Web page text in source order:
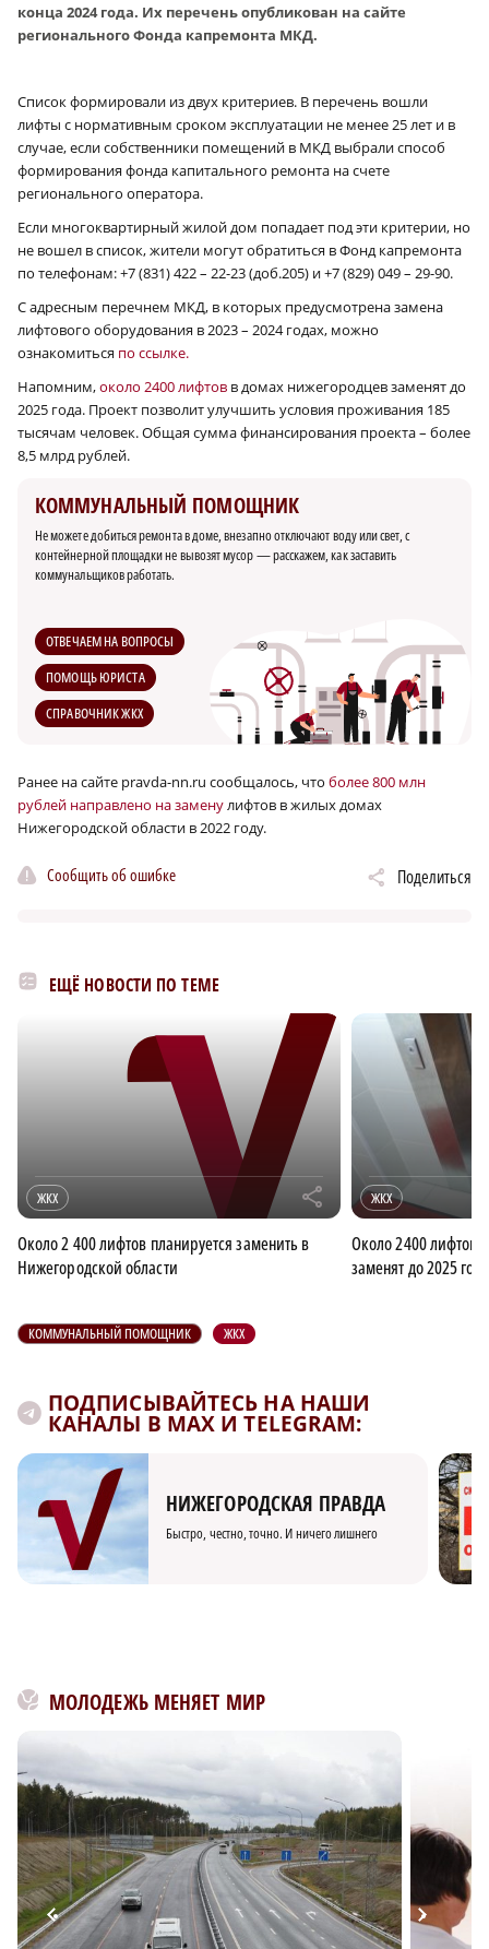
конца 2024 года. Их перечень опубликован на сайте
регионального Фонда капремонта МКД.
Список формировали из двух критериев. В перечень вошли
лифты с нормативным сроком эксплуатации не менее 25 лет и в
случае, если собственники помещений в МКД выбрали способ
формирования фонда капитального ремонта на счете
регионального оператора.
Если многоквартирный жилой дом попадает под эти критерии, но
не вошел в список, жители могут обратиться в Фонд капремонта
по телефонам: +7 (831) 422 – 22-23 (доб.205) и +7 (829) 049 – 29-90.
С адресным перечнем МКД, в которых предусмотрена замена
лифтового оборудования в 2023 – 2024 годах, можно
ознакомиться по ссылке.
Напомним,около 2400 лифтов в домах нижегородцев заменят до
2025 года. Проект позволит улучшить условия проживания 185
тысячам человек. Общая сумма финансирования проекта – более
8,5 млрд рублей.
КОММУНАЛЬНЫЙ ПОМОЩНИК
Не можете добиться ремонта в доме, внезапно отключают воду или свет, с
контейнерной площадки не вывозят мусор — расскажем, как заставить
коммунальщиков работать.
ОТВЕЧАЕМ НА ВОПРОСЫ
ПОМОЩЬ ЮРИСТА
СПРАВОЧНИК ЖКХ
Ранее на сайте pravda-nn.ru сообщалось, что более 800 млн
рублей направлено на заменулифтов в жилых домах
Нижегородской области в 2022 году.
Сообщить об ошибке Поделиться
ЕЩЁ НОВОСТИ ПО ТЕМЕ
ЖКХ r
Около 2 400 лифтов планируется заменить в
Нижегородской области
ЖКХ
Около 2400 лифтов
заменят до 2025 года
КОММУНАЛЬНЫЙ ПОМОЩНИК ЖКХ
ПОДПИСЫВАЙТЕСЬ НА НАШИ
КАНАЛЫ В MAX И TELEGRAM:
НИЖЕГОРОДСКАЯ ПРАВДА
Быстро, честно, точно. И ничего лишнего
МОЛОДЕЖЬ МЕНЯЕТ МИР